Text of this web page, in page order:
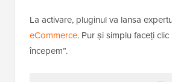
La activare, pluginul va lansa
eCommerce. Pur și simplu faceți
începem”.